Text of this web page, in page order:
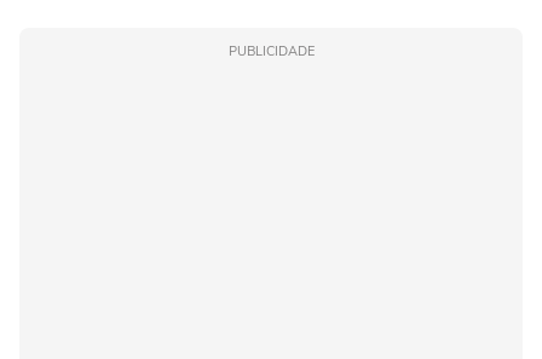
PUBLICIDADE